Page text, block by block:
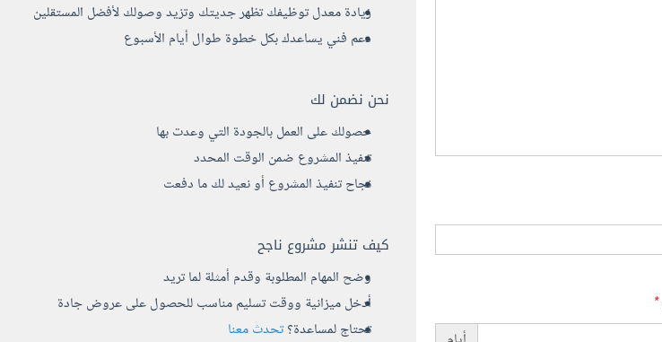
زيادة معدل توظيفك تظهر جديتك وتزيد وصولك لأفضل المستقلين
دعم فني يساعدك بكل خطوة طوال أيام الأسبوع
نحن نضمن لك
حصولك على العمل بالجودة التي وعدت بها
تنفيذ المشروع ضمن الوقت المحدد
نجاح تنفيذ المشروع أو نعيد لك ما دفعت
كيف تنشر مشروع ناجح
وضح المهام المطلوبة وقدم أمثلة لما تريد
أدخل ميزانية ووقت تسليم مناسب للحصول على عروض جادة
تحتاج لمساعدة؟تحدث معنا
*